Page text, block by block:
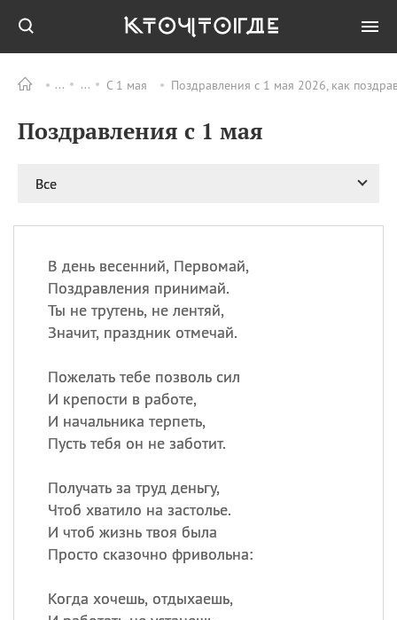
С 1 мая Поздравления с 1 мая 2026, как
Поздравления с 1 мая
Все
В день весенний, Первомай,
Поздравления принимай.
Ты не трутень, не лентяй,
Значит, праздник отмечай.
Пожелать тебе позволь сил
И крепости в работе,
И начальника терпеть,
Пусть тебя он не заботит.
Получать за труд деньгу,
Чтоб хватило на застолье.
И чтоб жизнь твоя была
Просто сказочно фривольна:
Когда хочешь, отдыхаешь,
ПРАЗДНИКИ Все
11.08
Рождество святителя
праздник
жертвоприношения
12.08
Военно‑воздушных сил
(День ВВС) РФ
ИМЕНА
Сегодня празднуют именины
Акакий
Еще
Алена,Анастасия